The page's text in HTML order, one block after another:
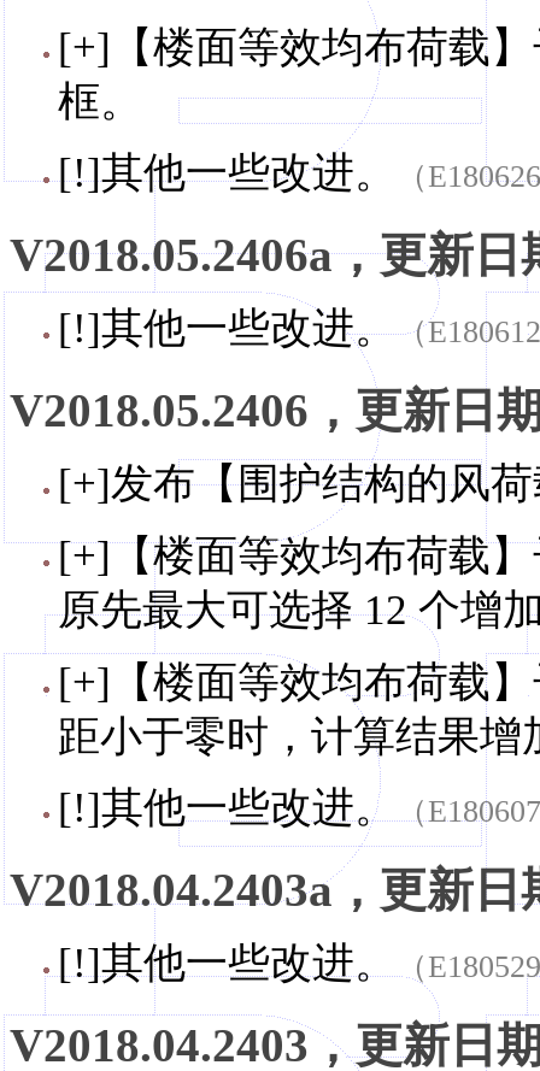
[+]【楼面等效均布荷载
框。
[!]其他一些改进。
（
V2018.05.2406a，更新日
[!]其他一些改进。（
V2018.05.2406，更新日
[+]发布【围护结构的风
[+]【楼面等效均布荷载
原先最大可选择 12 个增
[+]【楼面等效均布荷载
距小于零时，计算结果增
[!]其他一些改进。（
V2018.04.2403a，更新日
[!]其他一些改进。（
V2018.04.2403，更新日